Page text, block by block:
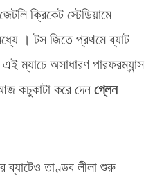
ক্রিকেট স্টেডিয়ামে
। টস জিতে প্রথমে ব্যাট
ম্যাচে অসাধারণ পারফরম্যান্স
কচুকাটা করে দেনগ্লেন
ব্যাটেও তাণ্ডব লীলা শুরু